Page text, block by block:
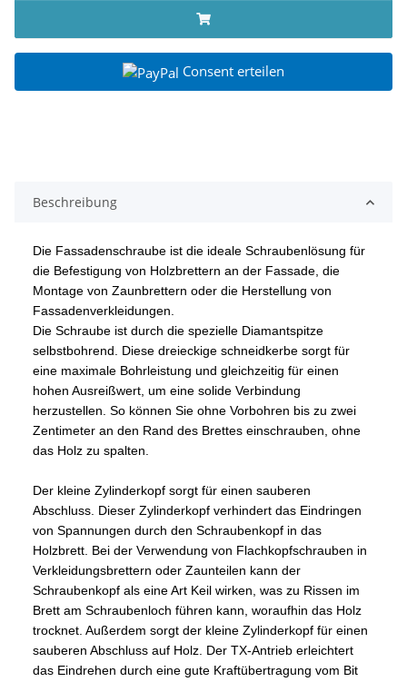
Consent erteilen
Beschreibung
Die Fassadenschraube ist die ideale Schraubenlösung für
die Befestigung von Holzbrettern an der Fassade, die
Montage von Zaunbrettern oder die Herstellung von
Fassadenverkleidungen.
Die Schraube ist durch die spezielle Diamantspitze
selbstbohrend. Diese dreieckige schneidkerbe sorgt für
eine maximale Bohrleistung und gleichzeitig für einen
hohen Ausreißwert, um eine solide Verbindung
herzustellen. So können Sie ohne Vorbohren bis zu zwei
Zentimeter an den Rand des Brettes einschrauben, ohne
das Holz zu spalten.
Der kleine Zylinderkopf sorgt für einen sauberen
Abschluss. Dieser Zylinderkopf verhindert das Eindringen
von Spannungen durch den Schraubenkopf in das
Holzbrett. Bei der Verwendung von Flachkopfschrauben in
Verkleidungsbrettern oder Zaunteilen kann der
Schraubenkopf als eine Art Keil wirken, was zu Rissen im
Brett am Schraubenloch führen kann, woraufhin das Holz
trocknet. Außerdem sorgt der kleine Zylinderkopf für einen
sauberen Abschluss auf Holz. Der TX-Antrieb erleichtert
das Eindrehen durch eine gute Kraftübertragung vom Bit